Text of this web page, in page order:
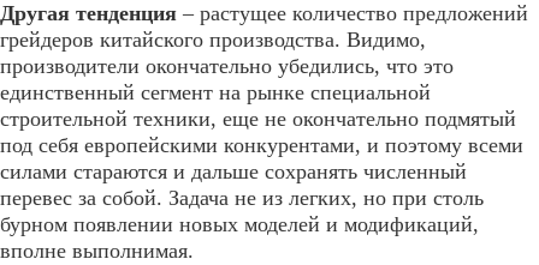
Другая тенденция – растущее количество предложений
грейдеров китайского производства. Видимо,
производители окончательно убедились, что это
единственный сегмент на рынке специальной
строительной техники, еще не окончательно подмятый
под себя европейскими конкурентами, и поэтому всеми
силами стараются и дальше сохранять численный
перевес за собой. Задача не из легких, но при столь
бурном появлении новых моделей и модификаций,
вполне выполнимая.